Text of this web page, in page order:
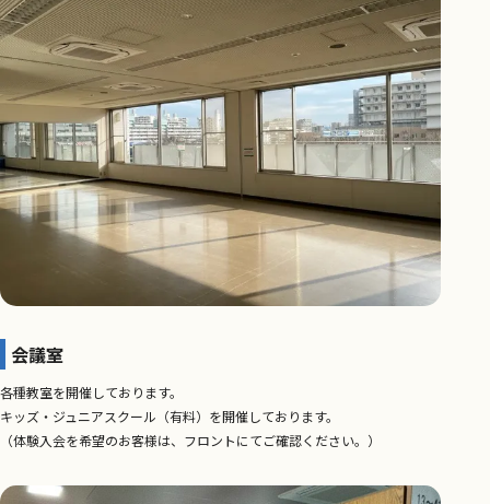
会議室
各種教室を開催しております。
キッズ・ジュニアスクール（有料）を開催しております。
（体験入会を希望のお客様は、フロントにてご確認ください。）